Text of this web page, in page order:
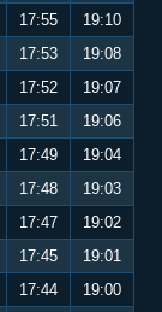
17:55
19:10
17:53
19:08
17:52
19:07
17:51
19:06
17:49
19:04
17:48
19:03
17:47
19:02
17:45
19:01
17:44
19:00